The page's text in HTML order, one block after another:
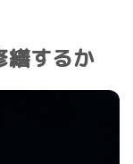
繕するか